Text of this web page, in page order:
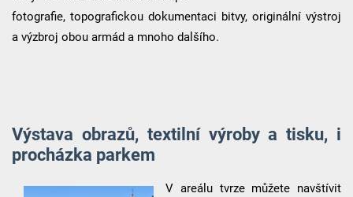
fotografie, topografickou dokumentaci bitvy, originální výstroj
a výzbroj obou armád a mnoho dalšího.
Výstava obrazů, textilní výroby a tisku, i
procházka parkem
V areálu tvrze můžete navštívit